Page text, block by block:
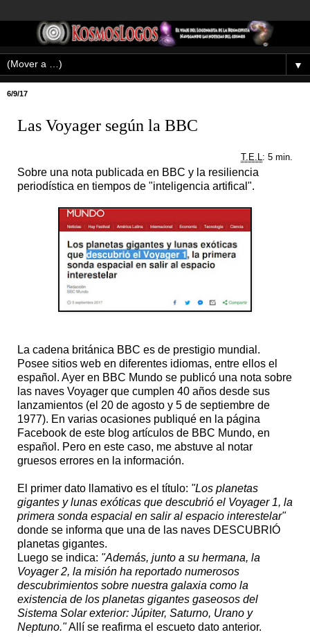
▼
6/9/17
Las Voyager según la BBC
T.E.L : 5 min.
Sobre una nota publicada en BBC y la resiliencia
periodística en tiempos de "inteligencia artifical".
La cadena británica BBC es de prestigio mundial.
Posee sitios web en diferentes idiomas, entre ellos el
español. Ayer en BBC Mundo se publicó una nota sobre
las naves Voyager que cumplen 40 años desde sus
lanzamientos (el 20 de agosto y 5 de septiembre de
1977). En varias ocasiones publiqué en la página
Facebook de este blog artículos de BBC Mundo, en
español. Pero en este caso, me abstuve al notar
gruesos errores en la información.
El primer dato llamativo es el título: "Los planetas
gigantes y lunas exóticas que descubrió el Voyager 1, la
primera sonda espacial en salir al espacio interestelar"
donde se informa que una de las naves DESCUBRIÓ
planetas gigantes.
Luego se indica: "Además, junto a su hermana, la
Voyager 2, la misión ha reportado numerosos
descubrimientos sobre nuestra galaxia como la
existencia de los planetas gigantes gaseosos del
Sistema Solar exterior: Júpiter, Saturno, Urano y
Neptuno."Allí se reafirma el escueto dato anterior.